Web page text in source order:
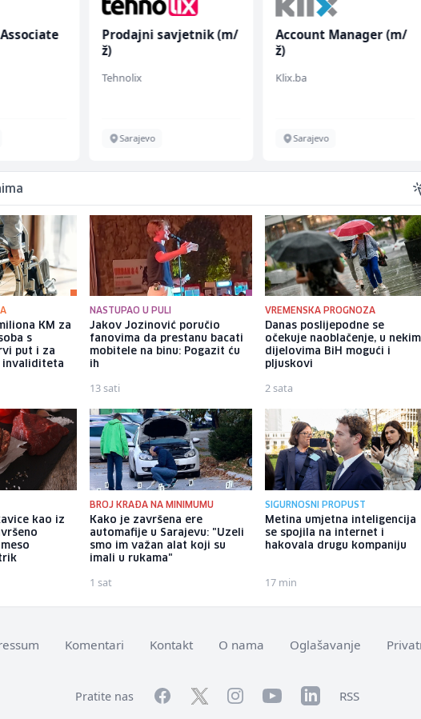
Prodajni savjetnik (m/
ž)
Tehnolix
Sarajevo
Account Manager (m/
ž)
Klix.ba
Sarajevo
KM za
s
put i za
invaliditeta
NASTUPAO U PULI
Jakov Jozinović poručio
fanovima da prestanu bacati
mobitele na binu: Pogazit ću
ih
13 sati
VREMENSKA PROGNOZA
Danas poslijepodne se
očekuje naoblačenje, u nekim
dijelovima BiH mogući i
pljuskovi
2 sata
kao iz
BROJ KRAĐA NA MINIMUMU
Kako je završena ere
automafije u Sarajevu: "Uzeli
smo im važan alat koji su
imali u rukama"
1 sat
SIGURNOSNI PROPUST
Metina umjetna inteligencija
se spojila na internet i
hakovala drugu kompaniju
17 min
Komentari Kontakt O nama Oglašavanje
Pratite nas FacebookTwitterInstagramYouTubeLinkedInRSS